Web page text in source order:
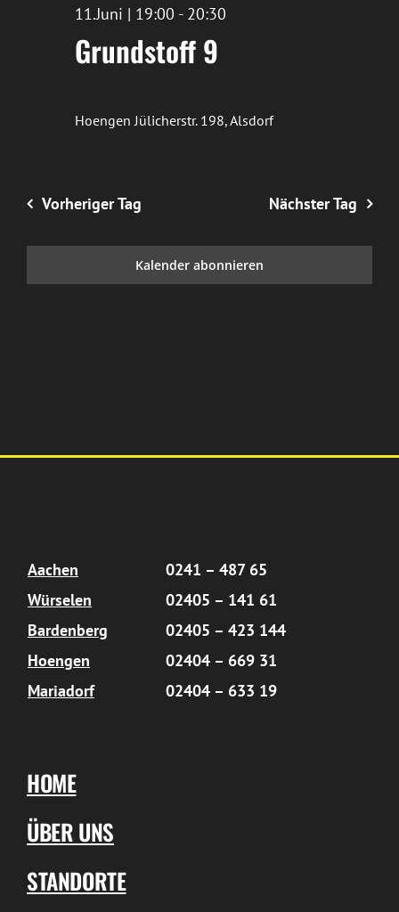
Grundstoff 9
11.Juni | 19:00 - 20:30
Hoengen Jülicherstr. 198, Alsdorf
Vorheriger Tag Nächster Tag
Kalender abonnieren
Aachen
0241 – 487 65
Würselen
02405 – 141 61
Bardenberg
02405 – 423 144
Hoengen
02404 – 669 31
Mariadorf
02404 – 633 19
HOME
ÜBER UNS
STANDORTE